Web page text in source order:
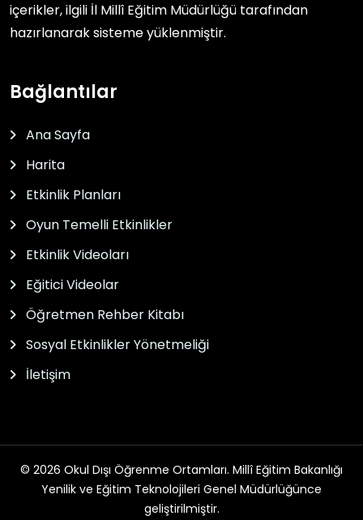
içerikler, ilgili İl Millî Eğitim Müdürlüğü tarafından
hazırlanarak sisteme yüklenmiştir.
Bağlantılar
Ana Sayfa
Harita
Etkinlik Planları
Oyun Temelli Etkinlikler
Etkinlik Videoları
Eğitici Videolar
Öğretmen Rehber Kitabı
Sosyal Etkinlikler Yönetmeliği
İletişim
© 2026 Okul Dışı Öğrenme Ortamları. Millî Eğitim Bakanlığı
Yenilik ve Eğitim Teknolojileri Genel Müdürlüğünce
geliştirilmiştir.